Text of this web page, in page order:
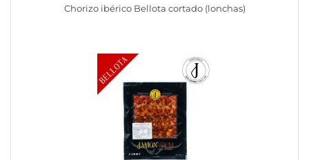
Chorizo ibérico Bellota cortado (lonchas)